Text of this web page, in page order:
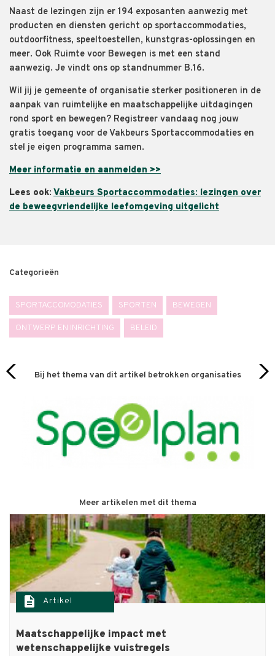
Naast de lezingen zijn er 194 exposanten aanwezig met
producten en diensten gericht op sportaccommodaties,
outdoorfitness, speeltoestellen, kunstgras-oplossingen en
meer. Ook Ruimte voor Bewegen is met een stand
aanwezig. Je vindt ons op standnummer B.16.
Wil jij je gemeente of organisatie sterker positioneren in de
aanpak van ruimtelijke en maatschappelijke uitdagingen
rond sport en bewegen? Registreer vandaag nog jouw
gratis toegang voor de Vakbeurs Sportaccommodaties en
stel je eigen programma samen.
Meer informatie en aanmelden >>
Lees ook: Vakbeurs Sportaccommodaties: lezingen over
de beweegvriendelijke leefomgeving uitgelicht
Categorieën
SPORTACCOMODATIES SPORTEN BEWEGEN
ONTWERP EN INRICHTING BELEID
Bij het thema van dit artikel betrokken organisaties
Meer artikelen met dit thema
description Artikel
Maatschappelijke impact met
wetenschappelijke vuistregels